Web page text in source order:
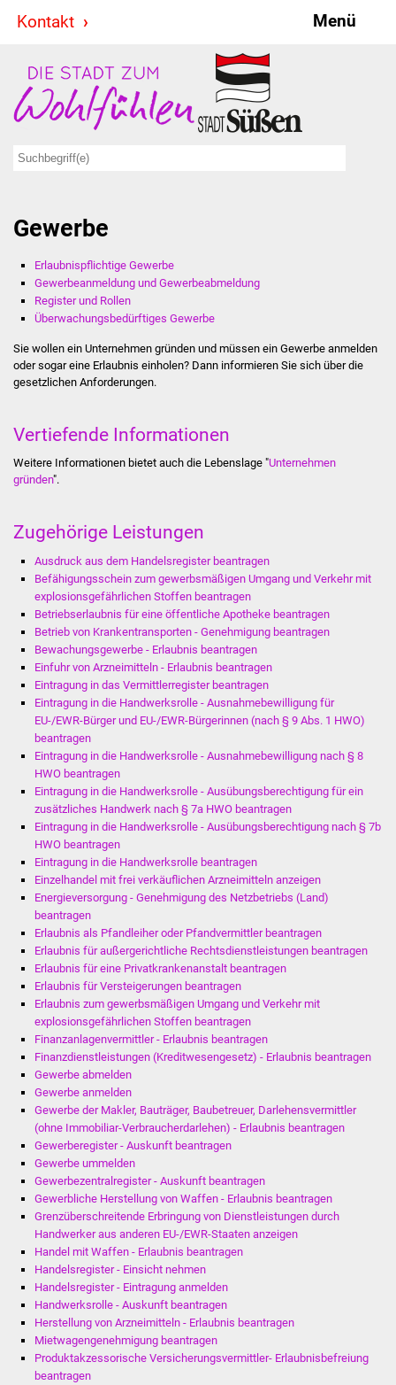
Kontakt Menü
Stadt & Politik
Bürgermeister
Jugendbeirat
Summerrockfestival
Stadtverwaltung
Stellenangebote
Kontakt
Veröffentlichungen
Ortsrecht
FNP / Bebauungspläne
Stadtinfo
Partnerstädte
Projekte
Schulentwicklung Bizet
Sanierung Hallenbad
Sanierung Bizethalle
Presse
Bürger & Service
Was erledige ich wo
Lebenslagen
Formulare
Gewerbe
Erlaubnispflichtige Gewerbe
Gewerbeanmeldung und Gewerbeabmeldung
Register und Rollen
Überwachungsbedürftiges Gewerbe
Sie wollen ein Unternehmen gründen und müssen ein Gewerbe anmelden
oder sogar eine Erlaubnis einholen? Dann informieren Sie sich über die
gesetzlichen Anforderungen.
Vertiefende Informationen
Weitere Informationen bietet auch die Lebenslage "Unternehmen
gründen".
Zugehörige Leistungen
Ausdruck aus dem Handelsregister beantragen
Befähigungsschein zum gewerbsmäßigen Umgang und Verkehr mit
explosionsgefährlichen Stoffen beantragen
Betriebserlaubnis für eine öffentliche Apotheke beantragen
Betrieb von Krankentransporten - Genehmigung beantragen
Bewachungsgewerbe - Erlaubnis beantragen
Einfuhr von Arzneimitteln - Erlaubnis beantragen
Eintragung in das Vermittlerregister beantragen
Eintragung in die Handwerksrolle - Ausnahmebewilligung für
EU-/EWR-Bürger und EU-/EWR-Bürgerinnen (nach § 9 Abs. 1 HWO)
beantragen
Eintragung in die Handwerksrolle - Ausnahmebewilligung nach § 8
HWO beantragen
Eintragung in die Handwerksrolle - Ausübungsberechtigung für ein
zusätzliches Handwerk nach § 7a HWO beantragen
Eintragung in die Handwerksrolle - Ausübungsberechtigung nach § 7b
HWO beantragen
Eintragung in die Handwerksrolle beantragen
Einzelhandel mit frei verkäuflichen Arzneimitteln anzeigen
Energieversorgung - Genehmigung des Netzbetriebs (Land)
beantragen
Erlaubnis als Pfandleiher oder Pfandvermittler beantragen
Erlaubnis für außergerichtliche Rechtsdienstleistungen beantragen
Erlaubnis für eine Privatkrankenanstalt beantragen
Erlaubnis für Versteigerungen beantragen
Erlaubnis zum gewerbsmäßigen Umgang und Verkehr mit
explosionsgefährlichen Stoffen beantragen
Finanzanlagenvermittler - Erlaubnis beantragen
Finanzdienstleistungen (Kreditwesengesetz) - Erlaubnis beantragen
Gewerbe abmelden
Gewerbe anmelden
Gewerbe der Makler, Bauträger, Baubetreuer, Darlehensvermittler
(ohne Immobiliar-Verbraucherdarlehen) - Erlaubnis beantragen
Gewerberegister - Auskunft beantragen
Gewerbe ummelden
Gewerbezentralregister - Auskunft beantragen
Gewerbliche Herstellung von Waffen - Erlaubnis beantragen
Grenzüberschreitende Erbringung von Dienstleistungen durch
Handwerker aus anderen EU-/EWR-Staaten anzeigen
Handel mit Waffen - Erlaubnis beantragen
Handelsregister - Einsicht nehmen
Handelsregister - Eintragung anmelden
Handwerksrolle - Auskunft beantragen
Herstellung von Arzneimitteln - Erlaubnis beantragen
Mietwagengenehmigung beantragen
Produktakzessorische Versicherungsvermittler- Erlaubnisbefreiung
beantragen